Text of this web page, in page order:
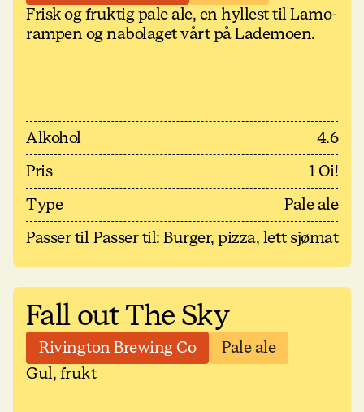
Frisk og fruktig pale ale, en hyllest til Lamo-
rampen og nabolaget vårt på Lademoen.
Alkohol
4.6
Pris
1 Oi!
Type
Pale ale
Passer til Passer til: Burger, pizza, lett sjømat
Fall out The Sky
Rivington Brewing Co
Pale ale
Gul, frukt